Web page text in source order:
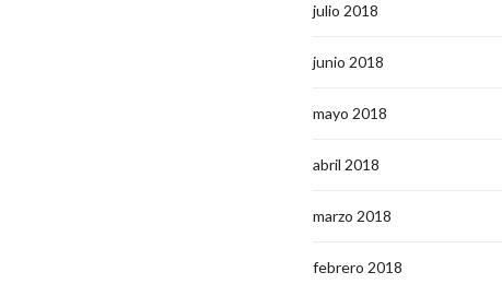
julio 2018
junio 2018
mayo 2018
abril 2018
marzo 2018
febrero 2018